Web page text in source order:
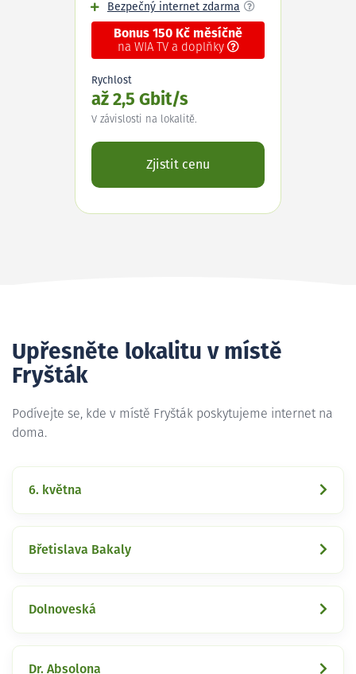
Bezpečný internet zdarma
Bonus 150 Kč měsíčně
na WIA TV a doplňky
Rychlost
až 2,5 Gbit/s
V závislosti na lokalitě.
Zjistit cenu
Upřesněte lokalitu v místě
Fryšták
Podívejte se, kde v místě Fryšták poskytujeme internet na
doma.
6. května
Břetislava Bakaly
Dolnoveská
Dr. Absolona